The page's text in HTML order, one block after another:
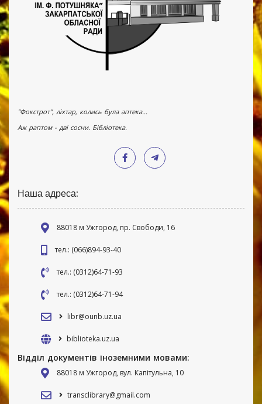
"Фокстрот", ліхтар, колись була аптека...
Аж раптом - дві сосни. Бібліотека.
Наша адреса:
88018 м Ужгород, пр. Свободи, 16
тел.: (066)894-93-40
тел.: (0312)64-71-93
тел.: (0312)64-71-94
libr@ounb.uz.ua
biblioteka.uz.ua
Відділ документів іноземними мовами:
88018 м Ужгород, вул. Капітульна, 10
transclibrary@gmail.com